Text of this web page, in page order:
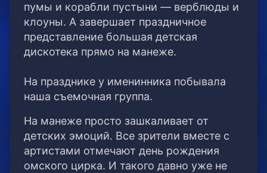
пумы и корабли пустыни — верблюды и
клоуны. А завершает праздничное
представление большая детская
дискотека прямо на манеже.
На празднике у именинника побывала
наша съемочная группа.
На манеже просто зашкаливает от
детских эмоций. Все зрители вместе с
артистами отмечают день рождения
омского цирка. И такого давно уже не